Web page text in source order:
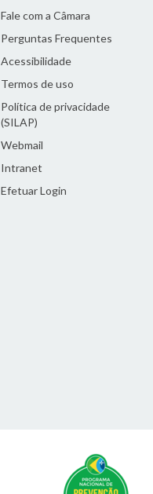
Fale com a Câmara
Perguntas Frequentes
Acessibilidade
Termos de uso
Política de privacidade
(SILAP)
Webmail
Intranet
Efetuar Login